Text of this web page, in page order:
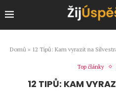
Domů » 12 Tipů: Kam vyrazit na
Top články
12 TIPŮ: KAM